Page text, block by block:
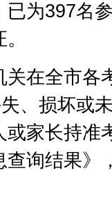
已为397名
在全市各
、损坏或
或家长持准
查询结果》